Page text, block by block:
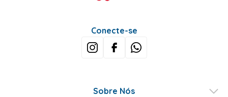
Conecte-se
Sobre Nós